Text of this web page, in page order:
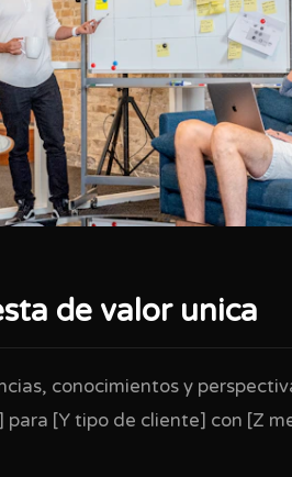
de valor unica
conocimientos y
para [Y tipo de cliente] con [Z